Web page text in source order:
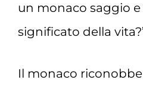
un monaco saggio e
significato della
Il monaco riconobbe